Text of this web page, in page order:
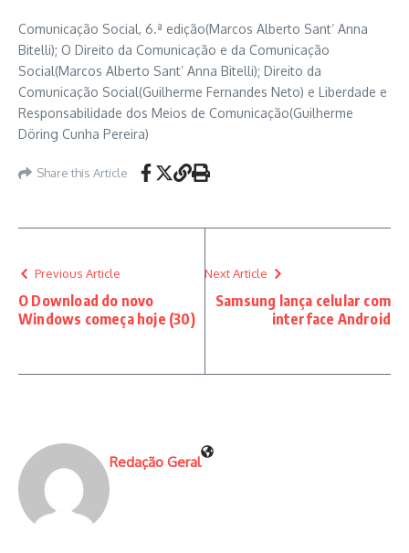
Comunicação Social, 6.ª edição(Marcos Alberto Sant’ Anna
Bitelli); O Direito da Comunicação e da Comunicação
Social(Marcos Alberto Sant’ Anna Bitelli); Direito da
Comunicação Social(Guilherme Fernandes Neto) e Liberdade e
Responsabilidade dos Meios de Comunicação(Guilherme
Döring Cunha Pereira)
Share this Article
Previous Article
O Download do novo
Windows começa hoje (30)
Next Article
Samsung lança celular com
interface Android
Redação Geral